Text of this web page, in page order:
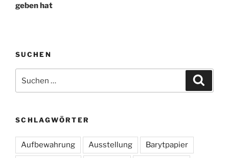
geben hat
SUCHEN
nach:
SCHLAGWÖRTER
Aufbewahrung Ausstellung Barytpapier